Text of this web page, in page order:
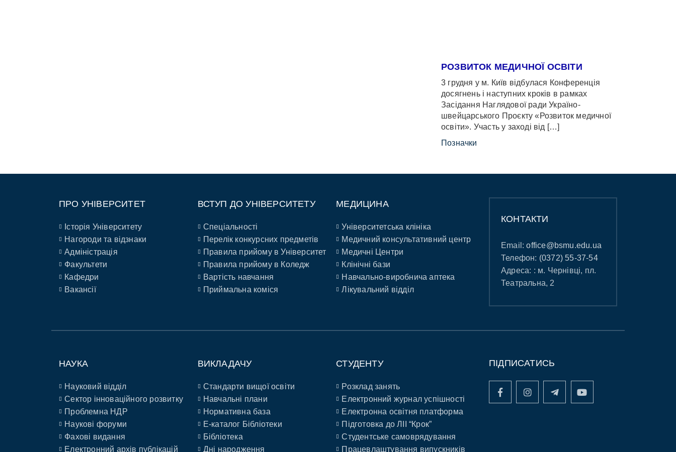
РОЗВИТОК МЕДИЧНОЇ ОСВІТИ
3 грудня у м. Київ відбулася Конференція
досягнень і наступних кроків в рамках
Засідання Наглядової ради Україно-
швейцарського Проєкту «Розвиток медичної
освіти». Участь у заході від […]
Позначки
ПРО УНІВЕРСИТЕТ
Історія Університету
Нагороди та відзнаки
Адміністрація
Факультети
Кафедри
Вакансії
ВСТУП ДО УНІВЕРСИТЕТУ
Спеціальності
Перелік конкурсних предметів
Правила прийому в Університет
Правила прийому в Коледж
Вартість навчання
Приймальна коміся
МЕДИЦИНА
Університетська клініка
Медичний консультативний центр
Медичні Центри
Клінічні бази
Навчально-виробнича аптека
Лікувальний відділ
КОНТАКТИ
Email:office@bsmu.edu.ua
Телефон: (0372) 55-37-54
Адреса: : м. Чернівці, пл.
Театральна, 2
НАУКА
Науковий відділ
Сектор інноваційного розвитку
Проблемна НДР
Наукові форуми
Фахові видання
Електронний архів публікацій
ВИКЛАДАЧУ
Стандарти вищої освіти
Навчальні плани
Нормативна база
E-каталог Бібліотеки
Бібліотека
Дні народження
СТУДЕНТУ
Розклад занять
Електронний журнал успішності
Електронна освітня платформа
Підготовка до ЛІІ “Крок”
Студентське самоврядування
Працевлаштування випускників
ПІДПИСАТИСЬ